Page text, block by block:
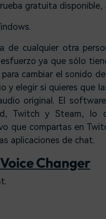
gratuita disponible,
de cualquier otra
ya que sólo
cambiar el sonido
y elegir si quieres que
original. El
Twitch y Steam, lo
que compartas en
aplicaciones de chat.
Changer